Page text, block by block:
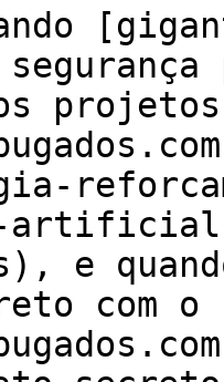
e
com o